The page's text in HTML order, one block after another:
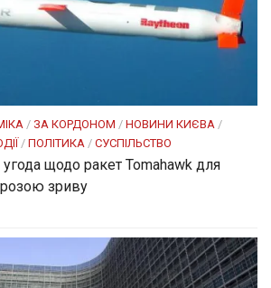
/ ЗА КОРДОНОМ / НОВИНИ КИЄВА /
/ ПОЛІТИКА / СУСПІЛЬСТВО
угода щодо ракет Tomahawk для
зриву